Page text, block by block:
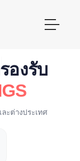
องรับ
ะต่างประเทศ